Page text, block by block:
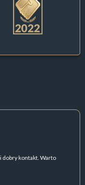
dobry kontakt. Warto